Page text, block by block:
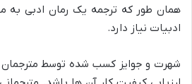
همان طور که ترجمه یک رمان ادبی به
ادبیات نیاز دارد.
شهرت و جوایز کسب شده توسط مترجمان